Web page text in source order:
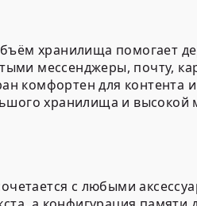
хранилища помогает
мессенджеры, почту,
комфортен для контента и
хранилища и
с любыми